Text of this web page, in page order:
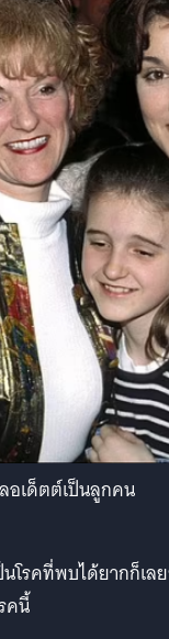
อเด็ตต์เป็นลูกคน
นโรคที่พบได้ยากก็เล
คนี้